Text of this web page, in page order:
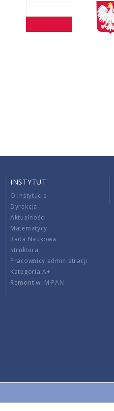
INSTYTUT
O Instytucie
Dyrekcja
Aktualności
Matematycy
Rada Naukowa
Struktura
Pracownicy administracji
Kategoria A+
Remont w IM PAN